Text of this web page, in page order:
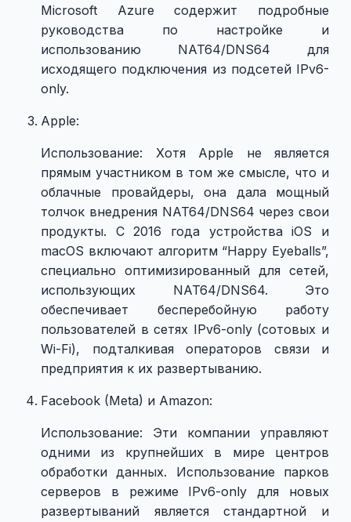
Microsoft Azure содержит подробные
руководства по настройке и
использованию NAT64/DNS64 для
исходящего подключения из подсетей IPv6-
only.
Apple:
Использование: Хотя Apple не является
прямым участником в том же смысле, что и
облачные провайдеры, она дала мощный
толчок внедрения NAT64/DNS64 через свои
продукты. С 2016 года устройства iOS и
macOS включают алгоритм “Happy Eyeballs”,
специально оптимизированный для сетей,
использующих NAT64/DNS64. Это
обеспечивает бесперебойную работу
пользователей в сетях IPv6-only (сотовых и
Wi-Fi), подталкивая операторов связи и
предприятия к их развертыванию.
Facebook (Meta) и Amazon:
Использование: Эти компании управляют
одними из крупнейших в мире центров
обработки данных. Использование парков
серверов в режиме IPv6-only для новых
развертываний является стандартной и